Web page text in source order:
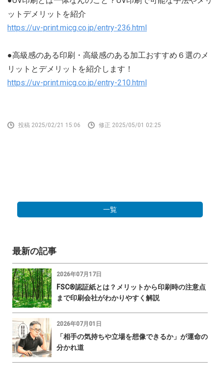
ットデメリットを紹介
https://uv-print.micg.co.jp/entry-236.html
●高級感のある印刷・高級感のある加工おすすめ６選のメ
リットとデメリットを紹介します！
https://uv-print.micg.co.jp/entry-210.html
投稿 2025/02/21 15:06 修正 2025/05/01 02:25
一覧
最新の記事
2026年07月17日
FSC®認証紙とは？メリットから印刷時の注意点
まで印刷会社がわかりやすく解説
2026年07月01日
「相手の気持ちや立場を想像できるか」が運命の
分かれ道